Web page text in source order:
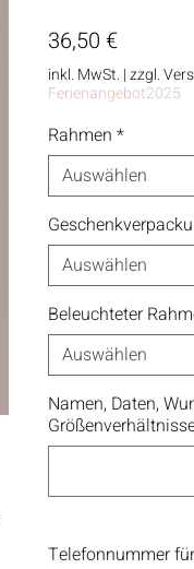
36,50 €Preis
inkl. MwSt. |zzgl.
Ferienangebot2025
Rahmen *
Auswählen
Auswählen
Beleuchteter
Auswählen
Namen, Daten,
Telefonnummer